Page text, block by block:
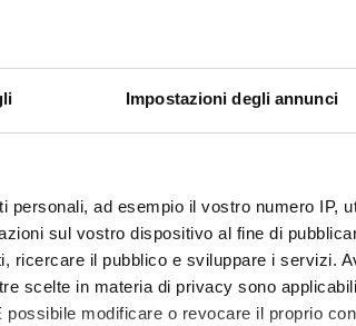
Impostazioni degli annunci
personali, ad esempio il vostro numero IP,
sul vostro dispositivo al fine di
ricercare il pubblico e sviluppare i servizi.
scelte in materia di privacy sono
modificare o revocare il proprio
IMPRESA
S.T.E.P.S.